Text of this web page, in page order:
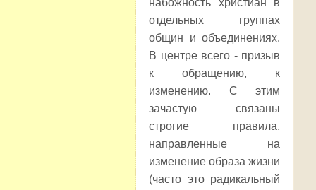
набожность христиан в
отдельных группах
общин и объединениях.
В центре всего - призыв
к обращению, к
изменению. С этим
зачастую связаны
строгие правила,
направленные на
изменение образа жизни
(часто это радикальный